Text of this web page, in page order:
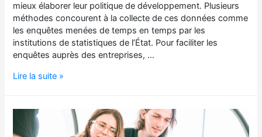
mieux élaborer leur politique de développement. Plusieurs
méthodes concourent à la collecte de ces données comme
les enquêtes menées de temps en temps par les
institutions de statistiques de l’État. Pour faciliter les
enquêtes auprès des entreprises, …
Lire la suite »